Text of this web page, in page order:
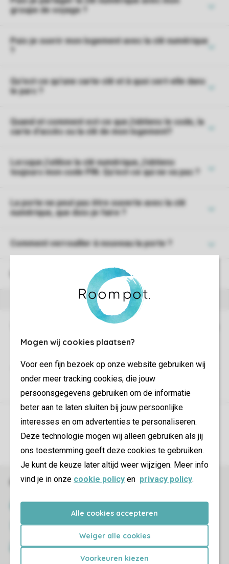
Mogen wij cookies plaatsen?
Voor een fijn bezoek op onze website gebruiken wij
onder meer tracking cookies, die jouw
persoonsgegevens gebruiken om de informatie
beter aan te laten sluiten bij jouw persoonlijke
interesses en om advertenties te personaliseren.
Deze technologie mogen wij alleen gebruiken als jij
ons toestemming geeft deze cookies te gebruiken.
Je kunt de keuze later altijd weer wijzigen. Meer info
vind je in onze cookie policy en privacy policy.
Alle cookies accepteren
Weiger alle cookies
Voorkeuren kiezen
groupe de voyage ?
Puis-je ouvrir mon logement avec la clé numérique
Qu'est-ce qu'une carte-clé et à quoi sert-elle dans
le parc ?
Quand et comment est-ce que j'obtiens le code, la
carte d'accès ou la clé de mon logement?
Lorsque j'utilise la clé numérique, j'obtiens
toujours mon code PIN. Qu'est-ce qui ne va pas ?
La porte ne peut pas être ouverte avec la clé
numérique, que dois-je faire ?
Comment verrouiller à nouveau la porte ?
Comment utiliser la clé numérique ?
Contrôle de votre vie privée
Plus d’infos et préférences
Réservations en ligne rapides et sécurisées
Certificat SSL
Transmission sécurisée des données
Paiement sécurisé